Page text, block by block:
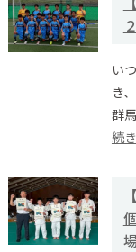
い
き
群
続